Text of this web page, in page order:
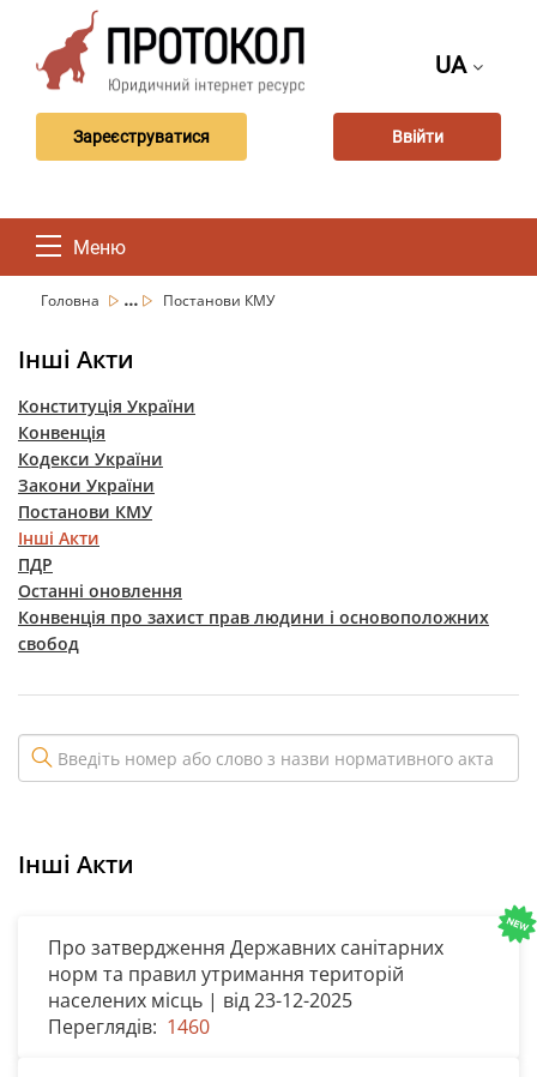
UA
Зареєструватися Ввійти
Меню
Головна ... Постанови КМУ
Інші Акти
Конституція України
Конвенція
Кодекси України
Закони України
Постанови КМУ
Інші Акти
ПДР
Останні оновлення
Конвенція про захист прав людини і основоположних
свобод
Інші Акти
Про затвердження Державних санітарних
норм та правил утримання територій
населених місць | від 23-12-2025
Переглядів: 1460